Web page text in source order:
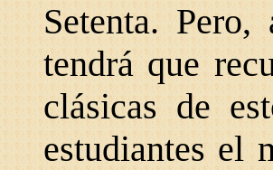
Setenta.
tendrá que
clásicas de
estudiantes el